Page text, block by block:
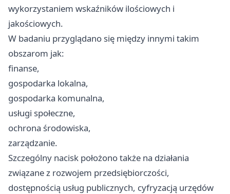
wykorzystaniem wskaźników ilościowych i
jakościowych.
W badaniu przyglądano się między innymi takim
obszarom jak:
finanse,
gospodarka lokalna,
gospodarka komunalna,
usługi społeczne,
ochrona środowiska,
zarządzanie.
Szczególny nacisk położono także na działania
związane z rozwojem przedsiębiorczości,
dostępnością usług publicznych, cyfryzacją urzędów